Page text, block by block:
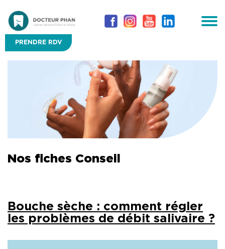
PRENDRE RDV
Nos fiches Conseil
Bouche sèche : comment régler
les problèmes de débit salivaire ?